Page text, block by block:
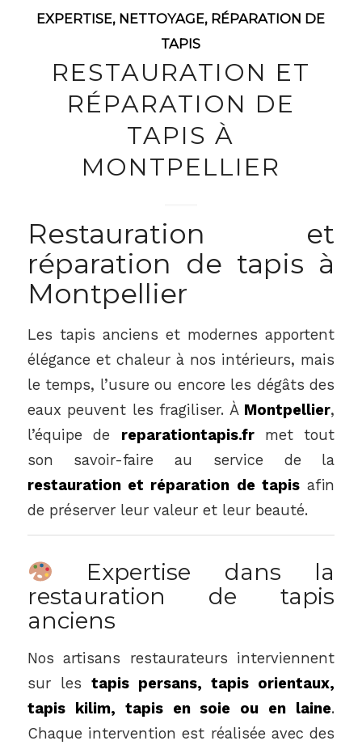
EXPERTISE, NETTOYAGE, RÉPARATION DE
TAPIS
RESTAURATION ET
RÉPARATION DE
TAPIS À
MONTPELLIER
Restauration et
réparation de tapis à
Montpellier
Les tapis anciens et modernes apportent
élégance et chaleur à nos intérieurs, mais
le temps, l’usure ou encore les dégâts des
eaux peuvent les fragiliser. À Montpellier,
l’équipe de reparationtapis.frmet tout
son savoir-faire au service de la
restauration et réparation de tapis afin
de préserver leur valeur et leur beauté.
Expertise dans la
restauration de tapis
anciens
Nos artisans restaurateurs interviennent
sur les tapis persans, tapis orientaux,
tapis kilim, tapis en soie ou en laine.
Chaque intervention est réalisée avec des